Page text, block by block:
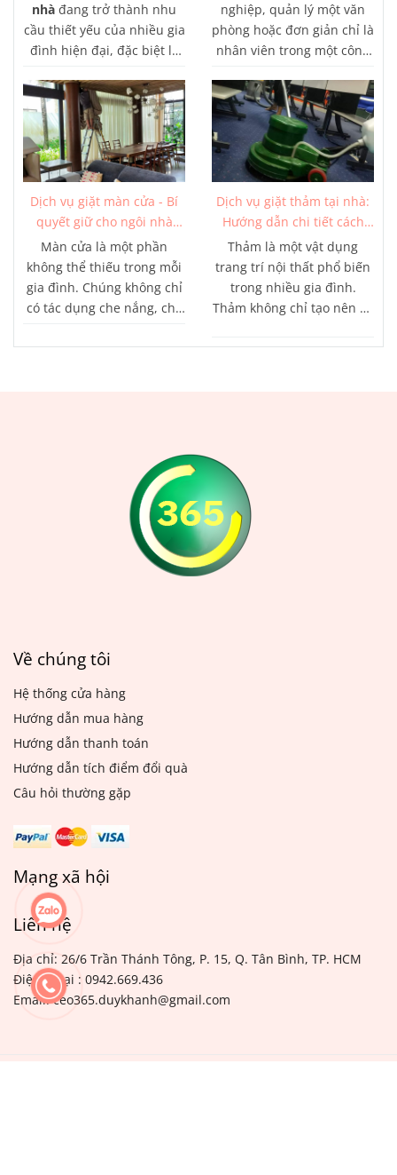
nhà đang trở thành nhu
cầu thiết yếu của nhiều gia
đình hiện đại, đặc biệt là
TP.HCM. Với lối sống bận
rộn, việc tự giặt màn cửa
thường tốn nhiều thời gian
và công sức, chưa kể đến
nguy cơ làm hỏng chất liệu
vải nếu không thực hiện
đúng cách. Công Ty Vệ
Sinh 365 tự hào mang đến
giải pháp hoàn hảo với
dịch vụ giặt màn cửa tại
nhà chuyên nghiệp, giúp
không gian sống của bạn
nghiệp, quản lý một văn
phòng hoặc đơn giản chỉ là
nhân viên trong một công
giữ gìn sạch sẽ và vệ sinh
cho không gian làm việc
của mình là rất quan
trọng? Nếu câu trả lời là
"có", thì bạn đã biết được
tầm quan trọng của việc
giặt ghế văn phòng. Tuy
nhiên, việc giặt ghế văn
phòng không phải là một
việc dễ dàng và đòi hỏi
nhiều thời gian và công
sức. Vì vậy, dịch vụ giặt
Dịch vụ giặt màn cửa - Bí
quyết giữ cho ngôi nhà
luôn sạch sẽ
Màn cửa là một phần
không thể thiếu trong mỗi
gia đình. Chúng không chỉ
có tác dụng che nắng, che
nên vẻ đẹp của ngôi nhà.
xuyên là vô cùng cần thiết
để giữ cho ngôi nhà luôn
sạch sẽ và đẹp mắt.
Dịch vụ giặt thảm tại nhà:
Hướng dẫn chi tiết cách
giặt thảm đơn giản mà
hiệu quả
Thảm là một vật dụng
trang trí nội thất phổ biến
trong nhiều gia đình.
Thảm không chỉ tạo nên sự
nhà mà còn có tác dụng
độ mới của thảm. Bạn có
thể thuê dịch vụ giặt thảm
chuyên nghiệp hoặc tự giặt
thảm tại nhà bằng các
cách đơn giản sau đây.
Về chúng tôi
Hệ thống cửa hàng
Hướng dẫn mua hàng
Hướng dẫn thanh toán
Hướng dẫn tích điểm đổi quà
Câu hỏi thường gặp
Mạng xã hội
Liên hệ
Địa chỉ: 26/6 Trần Thánh Tông, P. 15, Q. Tân Bình, TP. HCM
Điện thoại : 0942.669.436
Email: ceo365.duykhanh@gmail.com